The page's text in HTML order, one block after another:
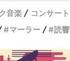
音楽
コンサート
マーラー 読響